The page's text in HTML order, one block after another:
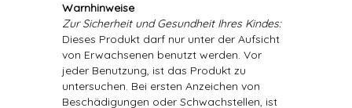
Warnhinweise
Zur Sicherheit und Gesundheit Ihres Kindes:
Dieses Produkt darf nur unter der Aufsicht
von Erwachsenen benutzt werden. Vor
jeder Benutzung, ist das Produkt zu
untersuchen. Bei ersten Anzeichen von
Beschädigungen oder Schwachstellen, ist